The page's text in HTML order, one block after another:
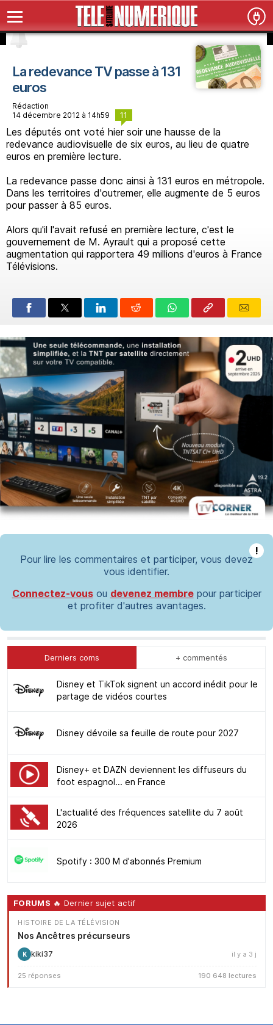
La redevance TV passe à 131
euros
Rédaction
14 décembre 2012 à 14h59
11
Les députés ont voté hier soir une hausse de la
redevance audiovisuelle de six euros, au lieu de quatre
euros en première lecture.
La redevance passe donc ainsi à 131 euros en métropole.
Dans les territoires d'outremer, elle augmente de 5 euros
pour passer à 85 euros.
Alors qu'il l'avait refusé en première lecture, c'est le
gouvernement de M. Ayrault qui a proposé cette
augmentation qui rapportera 49 millions d'euros à France
Télévisions.
!
Pour lire les commentaires et participer, vous devez
vous identifier.
Connectez-vousou devenez membrepour participer
et profiter d'autres avantages.
Derniers coms + commentés
Disney et TikTok signent un accord inédit pour le
partage de vidéos courtes
Disney dévoile sa feuille de route pour 2027
Disney+ et DAZN deviennent les diffuseurs du
foot espagnol... en France
L'actualité des fréquences satellite du 7 août
2026
Spotify : 300 M d'abonnés Premium
FORUMS 🔥 Dernier sujet actif
HISTOIRE DE LA TÉLÉVISION
Nos Ancêtres précurseurs
K kiki37 il y a 3 j
25 réponses 190 648 lectures